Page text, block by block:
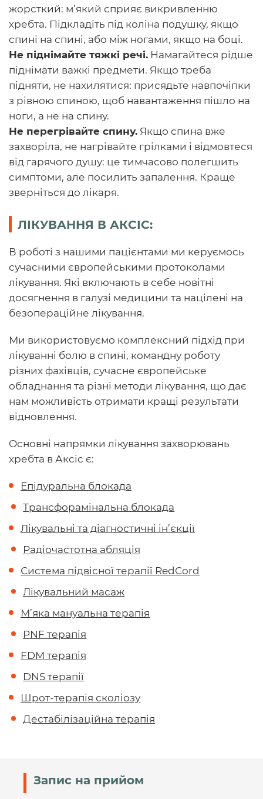
жорсткий: м’який сприяє викривленню
хребта. Підкладіть під коліна подушку, якщо
спині на спині, або між ногами, якщо на боці.
Не піднімайте тяжкі речі. Намагайтеся рідше
піднімати важкі предмети. Якщо треба
підняти, не нахилятися: присядьте навпочіпки
з рівною спиною, щоб навантаження пішло на
ноги, а не на спину.
Не перегрівайте спину. Якщо спина вже
захворіла, не нагрівайте грілками і відмовтеся
від гарячого душу: це тимчасово полегшить
симптоми, але посилить запалення. Краще
зверніться до лікаря.
ЛІКУВАННЯ В АКСІС:
В роботі з нашими пацієнтами ми керуємось
сучасними європейськими протоколами
лікування. Які включають в себе новітні
досягнення в галузі медицини та націлені на
безопераційне лікування.
Ми використовуємо комплексний підхід при
лікуванні болю в спині, командну роботу
різних фахівців, сучасне європейське
обладнання та різні методи лікування, що дає
нам можливість отримати кращі результати
відновлення.
Основні напрямки лікування захворювань
хребта в Аксіс є:
Епідуральна блокада
Трансфорамінальна блокада
Лікувальні та діагностичні ін’єкції
Радіочастотна абляція
Система підвісної терапії RedCord
Лікувальний масаж
М’яка мануальна терапія
PNF терапія
FDM терапія
DNS терапії
Шрот-терапія сколіозу
Дестабілізаційна терапія
Запис на прийом